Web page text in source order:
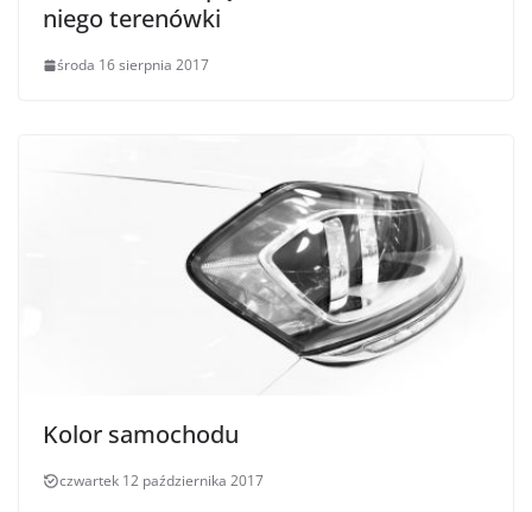
niego terenówki
środa 16 sierpnia 2017
Kolor samochodu
czwartek 12 października 2017